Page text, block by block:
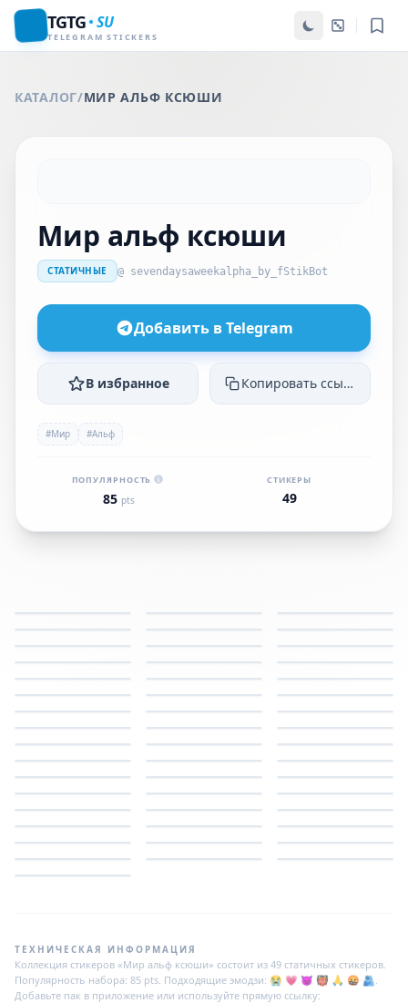
TGTG SU
TELEGRAM STICKERS
КАТАЛОГ/МИР АЛЬФ КСЮШИ
Мир альф ксюши
СТАТИЧНЫЕ @ sevendaysaweekalpha_by_fStikBot
Добавить в Telegram
В избранное Копировать ссылку
#Мир #Альф
ПОПУЛЯРНОСТЬ
85 pts
СТИКЕРЫ
49
ТЕХНИЧЕСКАЯ ИНФОРМАЦИЯ
Коллекция стикеров «Мир альф ксюши» состоит из 49 статичных стикеров.
Популярность набора: 85 pts. Подходящие эмодзи: 😭 💗 👿 👹 🙏 🤬 🫂.
Добавьте пак в приложение или используйте прямую ссылку: